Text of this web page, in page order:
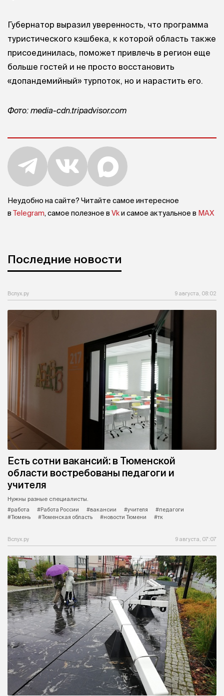
Губернатор выразил уверенность, что программа
туристического кэшбека, к которой область также
присоединилась, поможет привлечь в регион еще
больше гостей и не просто восстановить
«допандемийный» турпоток, но и нарастить его.
Фото: media-cdn.tripadvisor.com
Неудобно на сайте? Читайте самое интересное
в Telegram, самое полезное в Vkи самое актуальное в MAX
Последние новости
Вслух.ру 9 августа, 08:02
Есть сотни вакансий: в Тюменской
области востребованы педагоги и
учителя
Нужны разные специалисты.
#работа
#Работа России #вакансии #учителя
#педагоги
#Тюмень
#Тюменская область #новости Тюмени #тк
Вслух.ру 9 августа, 07:07